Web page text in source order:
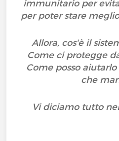
immunitario per
per poter stare
Allora, cos'è il
Come ci protegge
Come posso
che
Vi diciamo tutto